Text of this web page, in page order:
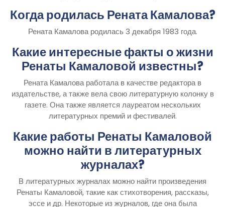
Когда родилась Рената Камалова?
Рената Камалова родилась 3 декабря 1983 года.
Какие интересные факты о жизни
Ренаты Камаловой известны?
Рената Камалова работала в качестве редактора в
издательстве, а также вела свою литературную колонку в
газете. Она также является лауреатом нескольких
литературных премий и фестивалей.
Какие работы Ренаты Камаловой
можно найти в литературных
журналах?
В литературных журналах можно найти произведения
Ренаты Камаловой, такие как стихотворения, рассказы,
эссе и др. Некоторые из журналов, где она была